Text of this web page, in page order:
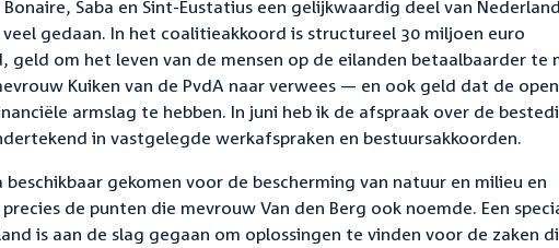
Saba en Sint-Eustatius een gelijkwaardig deel van
gedaan. In het coalitieakkoord is structureel 30 miljoen euro
geld om het leven van de mensen op de eilanden betaalbaarder te
Kuiken van de PvdA naar verwees — en ook geld dat de
armslag te hebben. In juni heb ik de afspraak over de
in vastgelegde werkafspraken en bestuursakkoorden.
gekomen voor de bescherming van natuur en milieu en
de punten die mevrouw Van den Berg ook noemde. Een
is aan de slag gegaan om oplossingen te vinden voor de zaken